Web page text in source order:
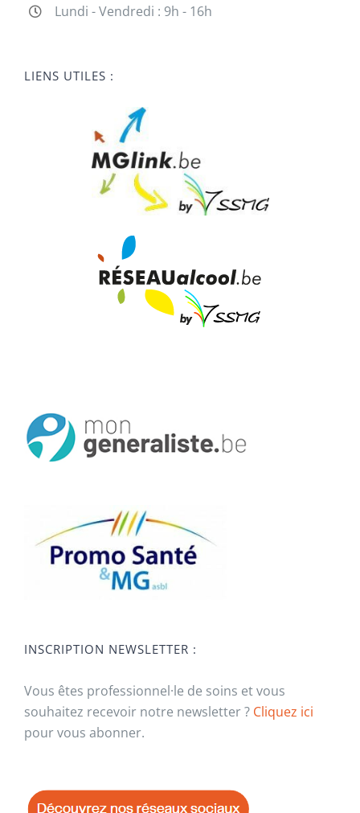
Lundi - Vendredi : 9h - 16h
LIENS UTILES :
INSCRIPTION NEWSLETTER :
Vous êtes professionnel·le de soins et vous
souhaitez recevoir notre newsletter ? Cliquez ici
pour vous abonner.